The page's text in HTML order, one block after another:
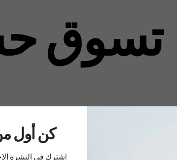
تسوق
..كن أول
اشترك في النشرة